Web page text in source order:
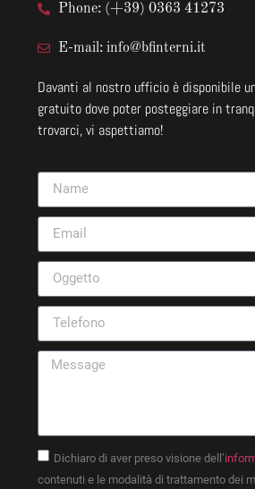
Phone: (+39) 0363 41273
E-mail: info@bfinterni.it
Davanti al nostro ufficio è disponibile
gratuito dove poter posteggiare in
trovarci, vi aspettiamo!
Dichiaro di aver preso visione dell’
contenuti e le modalità di trattamento dei